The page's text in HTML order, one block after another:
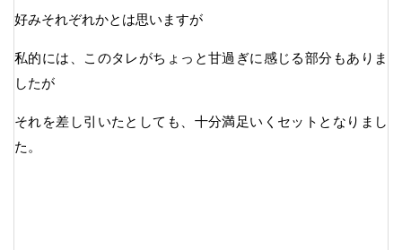
好みそれぞれかとは思いますが
私的には、このタレがちょっと甘過ぎに感じる部分もありま
したが
それを差し引いたとしても、十分満足いくセットとなりまし
た。